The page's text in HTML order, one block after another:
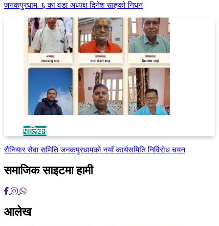
जनकपुरधाम–६ का वडा अध्यक्ष दिनेश साहको निधन
पालिका
रौनियार सेवा समिति जनकपुरधामको नयाँ कार्यसमिति निर्विरोध चयन
समाजिक साइटमा हामी
आलेख